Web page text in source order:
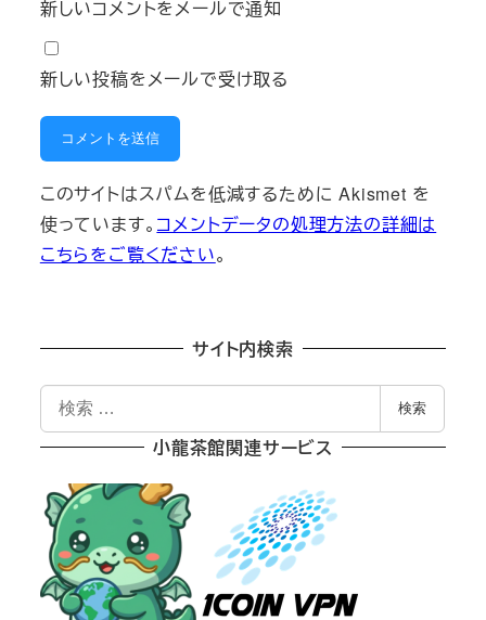
新しいコメントをメールで通知
新しい投稿をメールで受け取る
このサイトはスパムを低減するために Akismet を
使っています。 コメントデータの処理方法の詳細は
こちらをご覧ください。
サイト内検索
検
索
検索
小龍茶館関連サービス